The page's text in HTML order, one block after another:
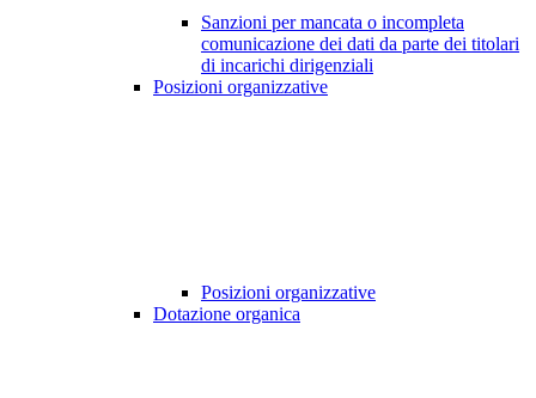
Sanzioni per mancata o incompleta
comunicazione dei dati da parte dei titolari
di incarichi dirigenziali
Posizioni organizzative
Posizioni organizzative
Dotazione organica